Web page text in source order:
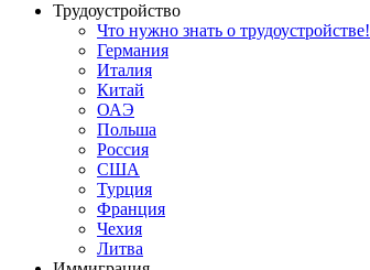
Трудоустройство
Что нужно знать о трудоустройстве!
Германия
Италия
Китай
ОАЭ
Польша
Россия
США
Турция
Франция
Чехия
Литва